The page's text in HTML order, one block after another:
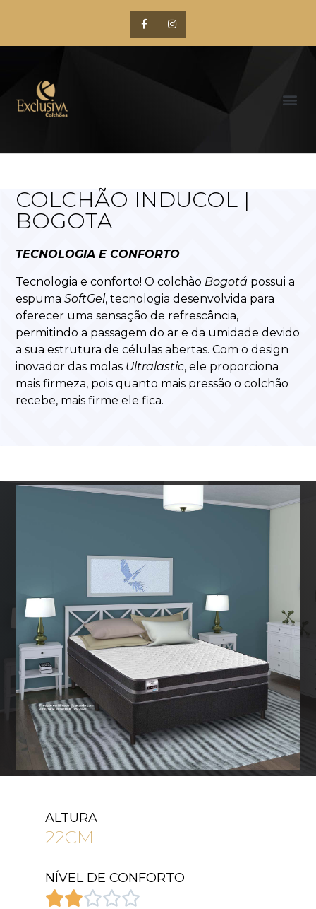
COLCHÃO INDUCOL |
BOGOTA
TECNOLOGIA E CONFORTO
Tecnologia e conforto! O colchão Bogotá possui a
espumaSoftGel, tecnologia desenvolvida para
oferecer uma sensação de refrescância,
permitindo a passagem do ar e da umidade devido
a sua estrutura de células abertas. Com o design
inovador das molas Ultralastic, ele proporciona
mais firmeza, pois quanto mais pressão o colchão
recebe, mais firme ele fica.
ALTURA
22CM
NÍVEL DE CONFORTO
